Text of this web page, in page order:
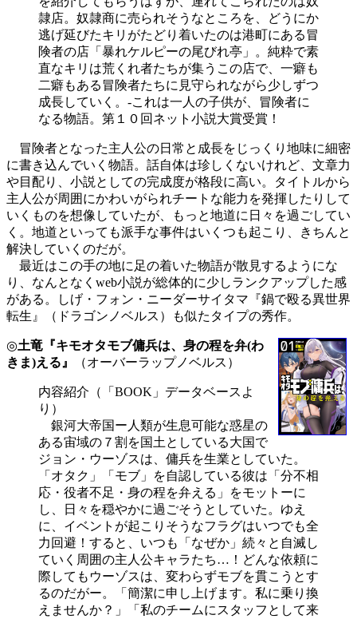
隷店。奴隷商に売られそうなところを、どうにか
逃げ延びたキリがたどり着いたのは港町にある冒
険者の店「暴れケルピーの尾びれ亭」。純粋で素
直なキリは荒くれ者たちが集うこの店で、一癖も
二癖もある冒険者たちに見守られながら少しずつ
成長していく。-これは一人の子供が、冒険者に
なる物語。第１０回ネット小説大賞受賞！
冒険者となった主人公の日常と成長をじっくり地味に細密
に書き込んでいく物語。話自体は珍しくないけれど、文章力
や目配り、小説としての完成度が格段に高い。タイトルから
主人公が周囲にかわいがられチートな能力を発揮したりして
いくものを想像していたが、もっと地道に日々を過ごしてい
く。地道といっても派手な事件はいくつも起こり、きちんと
解決していくのだが。
最近はこの手の地に足の着いた物語が散見するようにな
り、なんとなくweb小説が総体的に少しランクアップした感
がある。しげ・フォン・ニーダーサイタマ『鍋で殴る異世界
転生』（ドラゴンノベルス）も似たタイプの秀作。
◎土竜『キモオタモブ傭兵は、身の程を弁(わ
きま)える』
（オーバーラップノベルス）
内容紹介（「BOOK」データベースよ
り）
銀河大帝国ー人類が生息可能な惑星の
ある宙域の７割を国土としている大国で
ジョン・ウーゾスは、傭兵を生業としていた。
「オタク」「モブ」を自認している彼は「分不相
応・役者不足・身の程を弁える」をモットーに
し、日々を穏やかに過ごそうとしていた。ゆえ
に、イベントが起こりそうなフラグはいつでも全
力回避！すると、いつも「なぜか」続々と自滅し
ていく周囲の主人公キャラたち…！どんな依頼に
際してもウーゾスは、変わらずモブを貫こうとす
るのだがー。「簡潔に申し上げます。私に乗り換
えませんか？」「私のチームにスタッフとして来